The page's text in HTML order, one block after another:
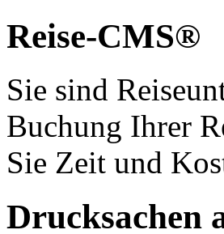
Reise-CMS®
Sie sind
Buchung Ihrer
Sie Zeit und
Drucksachen